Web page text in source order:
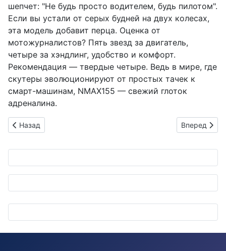
шепчет: "Не будь просто водителем, будь пилотом".
Если вы устали от серых будней на двух колесах,
эта модель добавит перца. Оценка от
мотожурналистов? Пять звезд за двигатель,
четыре за хэндлинг, удобство и комфорт.
Рекомендация — твердые четыре. Ведь в мире, где
скутеры эволюционируют от простых тачек к
смарт-машинам, NMAX155 — свежий глоток
адреналина.
Предыдущий: 40 лет Канэцу: как скоростная трасса
Назад Следующий:
Вперед